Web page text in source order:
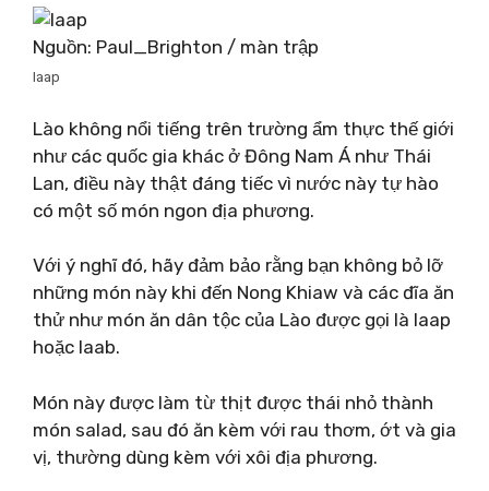
Nguồn: Paul_Brighton / màn trập
laap
Lào không nổi tiếng trên trường ẩm thực thế giới
như các quốc gia khác ở Đông Nam Á như Thái
Lan, điều này thật đáng tiếc vì nước này tự hào
có một số món ngon địa phương.
Với ý nghĩ đó, hãy đảm bảo rằng bạn không bỏ lỡ
những món này khi đến Nong Khiaw và các đĩa ăn
thử như món ăn dân tộc của Lào được gọi là laap
hoặc laab.
Món này được làm từ thịt được thái nhỏ thành
món salad, sau đó ăn kèm với rau thơm, ớt và gia
vị, thường dùng kèm với xôi địa phương.